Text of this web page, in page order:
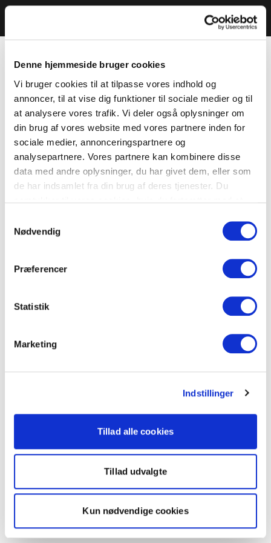
Denne hjemmeside bruger cookies
Vi bruger cookies til at tilpasse vores indhold og
annoncer, til at vise dig funktioner til sociale medier og til
at analysere vores trafik. Vi deler også oplysninger om
din brug af vores website med vores partnere inden for
sociale medier, annonceringspartnere og
analysepartnere. Vores partnere kan kombinere disse
data med andre oplysninger, du har givet dem, eller som
de har indsamlet fra din brug af deres tjenester. Du
Nødvendig
Præferencer
Statistik
Marketing
Indstillinger
Tillad alle cookies
Tillad udvalgte
Kun nødvendige cookies